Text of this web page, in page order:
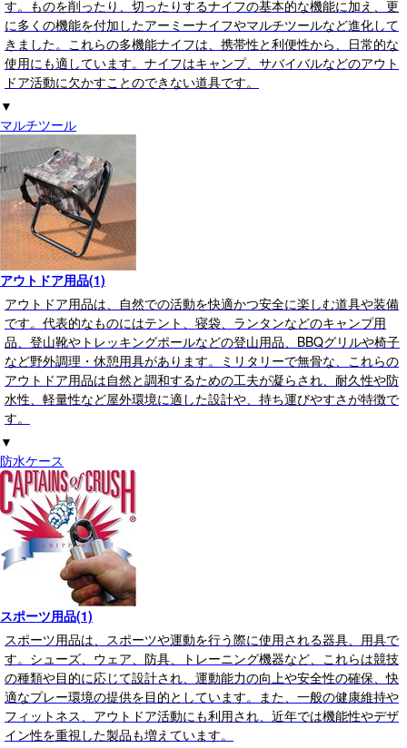
す。ものを削ったり、切ったりするナイフの基本的な機能に加え、更
に多くの機能を付加したアーミーナイフやマルチツールなど進化して
きました。これらの多機能ナイフは、携帯性と利便性から、日常的な
使用にも適しています。ナイフはキャンプ、サバイバルなどのアウト
ドア活動に欠かすことのできない道具です。
▼
マルチツール
アウトドア用品(1)
アウトドア用品は、自然での活動を快適かつ安全に楽しむ道具や装備
です。代表的なものにはテント、寝袋、ランタンなどのキャンプ用
品、登山靴やトレッキングポールなどの登山用品、BBQグリルや椅子
など野外調理・休憩用具があります。ミリタリーで無骨な、これらの
アウトドア用品は自然と調和するための工夫が凝らされ、耐久性や防
水性、軽量性など屋外環境に適した設計や、持ち運びやすさが特徴で
す。
▼
防水ケース
スポーツ用品(1)
スポーツ用品は、スポーツや運動を行う際に使用される器具、用具で
す。シューズ、ウェア、防具、トレーニング機器など、これらは競技
の種類や目的に応じて設計され、運動能力の向上や安全性の確保、快
適なプレー環境の提供を目的としています。また、一般の健康維持や
フィットネス、アウトドア活動にも利用され、近年では機能性やデザ
イン性を重視した製品も増えています。